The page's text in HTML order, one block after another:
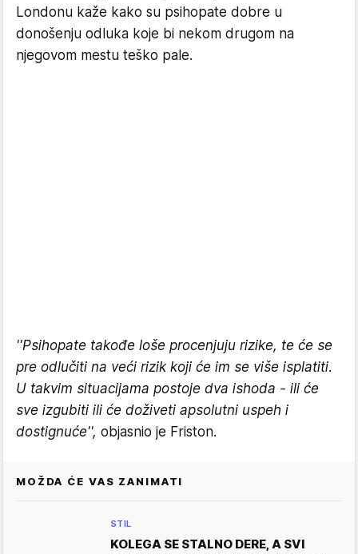
Londonu kaže kako su psihopate dobre u
donošenju odluka koje bi nekom drugom na
njegovom mestu teško pale.
''Psihopate takođe loše procenjuju rizike, te će se
pre odlučiti na veći rizik koji će im se više isplatiti.
U takvim situacijama postoje dva ishoda - ili će
sve izgubiti ili će doživeti apsolutni uspeh i
dostignuće'', objasnio je Friston.
MOŽDA ĆE VAS ZANIMATI
STIL
KOLEGA SE STALNO DERE, A SVI